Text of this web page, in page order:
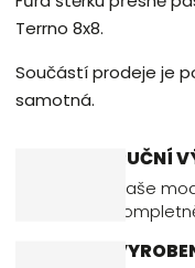
Terrno 8x8.
Součástí prodeje je
samotná.
RUČNÍ
Naše